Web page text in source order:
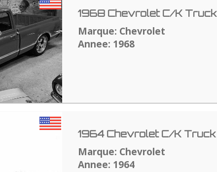
1968 Chevrolet C/K Truck
Marque: Chevrolet
Annee: 1968
1964 Chevrolet C/K Truck
Marque: Chevrolet
Annee: 1964